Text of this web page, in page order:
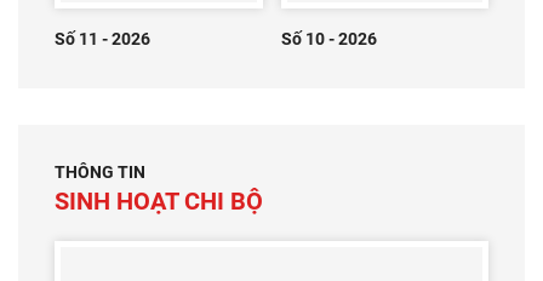
Số 11 - 2026 Số 10 - 2026
THÔNG TIN
SINH HOẠT CHI BỘ